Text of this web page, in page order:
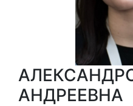
АНДРЕЕВНА